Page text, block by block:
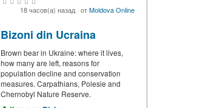
18 часов(а) назад· отMoldova Online
Bizoni din Ucraina
Brown bear in Ukraine: where it lives,
how many are left, reasons for
population decline and conservation
measures. Carpathians, Polesie and
Chernobyl Nature Reserve.